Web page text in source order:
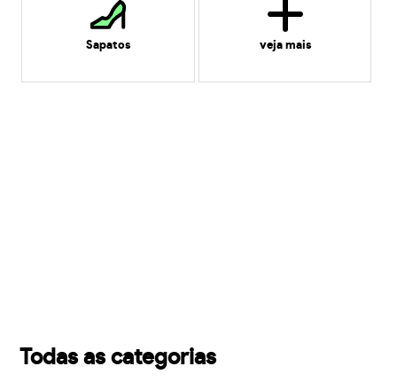
Sapatos veja mais
Todas as categorias